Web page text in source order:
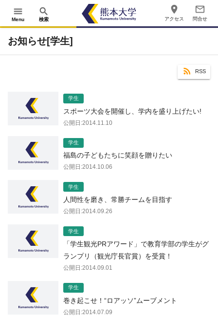
menu
Menu
search
検索
place
アクセス
mail_outline
問合せ
お知らせ[学生]
RSS
学生
スポーツ大会を開催し、学内を盛り上げたい!
公開日:2014.11.10
学生
福島の子どもたちに笑顔を贈りたい
公開日:2014.10.06
学生
人間性を磨き、常勝チームを目指す
公開日:2014.09.26
学生
「学生観光PRアワード」で教育学部の学生がグ
ランプリ（観光庁長官賞）を受賞！
公開日:2014.09.01
学生
巻き起こせ！“ロアッソ”ムーブメント
公開日:2014.07.09